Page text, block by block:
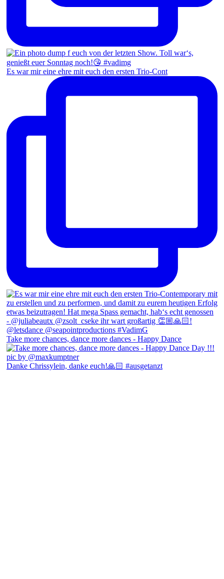
Es war mir eine ehre mit euch den ersten Trio-Cont
Take more chances, dance more dances - Happy Dance
Danke Chrissylein, danke euch!🙏🏻 #ausgetanzt